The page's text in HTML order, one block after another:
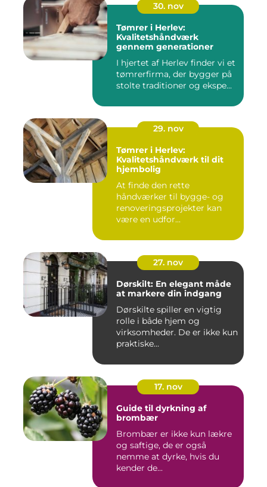
30. nov
Tømrer i Herlev:
Kvalitetshåndværk
gennem generationer
I hjertet af Herlev finder vi et
tømrerfirma, der bygger på
stolte traditioner og ekspe...
29. nov
Tømrer i Herlev:
Kvalitetshåndværk til dit
hjembolig
At finde den rette
håndværker til bygge- og
renoveringsprojekter kan
være en udfor...
27. nov
Dørskilt: En elegant måde
at markere din indgang
Dørskilte spiller en vigtig
rolle i både hjem og
virksomheder. De er ikke kun
praktiske...
17. nov
Guide til dyrkning af
brombær
Brombær er ikke kun lækre
og saftige, de er også
nemme at dyrke, hvis du
kender de...